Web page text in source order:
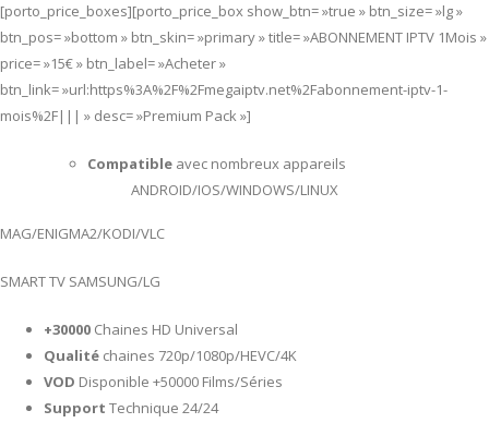
[porto_price_boxes][porto_price_box show_btn= »true » btn_size= »lg »
btn_pos= »bottom » btn_skin= »primary » title= »ABONNEMENT IPTV 1Mois »
price= »15€ » btn_label= »Acheter »
btn_link= »url:https%3A%2F%2Fmegaiptv.net%2Fabonnement-iptv-1-
mois%2F||| » desc= »Premium Pack »]
Compatible avec nombreux appareils
ANDROID/IOS/WINDOWS/LINUX
MAG/ENIGMA2/KODI/VLC
SMART TV SAMSUNG/LG
+30000 Chaines HD Universal
Qualité chaines 720p/1080p/HEVC/4K
VOD Disponible +50000 Films/Séries
Support Technique 24/24